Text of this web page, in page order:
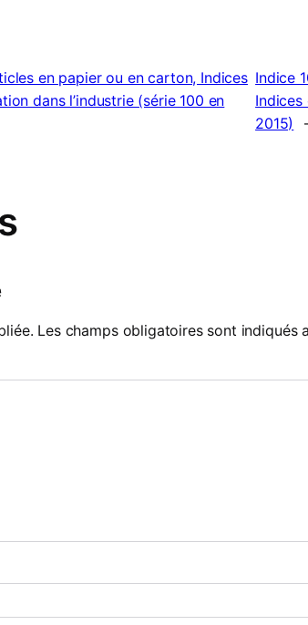
en papier ou en carton, Indices
dans l’industrie (série 100 en
Indice
Indices
2015)
Les champs obligatoires sont indiqués